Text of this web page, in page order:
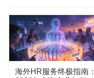
海外HR服务终极指南：